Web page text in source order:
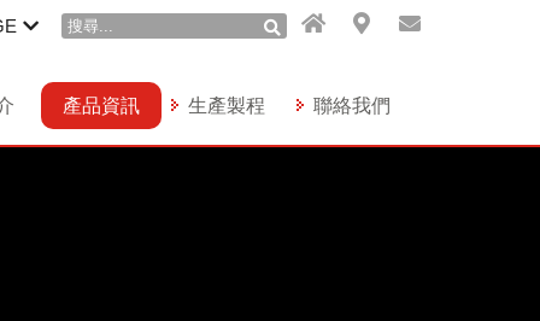
產品資訊 生產製程 聯絡我們